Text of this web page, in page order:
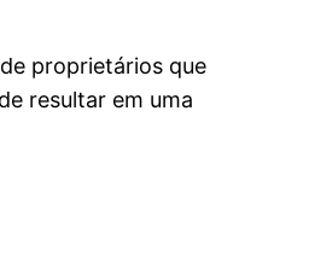
proprietários que
resultar em uma